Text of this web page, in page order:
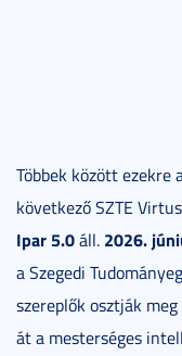
Többek között ezekre
következő SZTE
Ipar 5.0áll. 2026.
a Szegedi
szereplők osztják
át a mesterséges